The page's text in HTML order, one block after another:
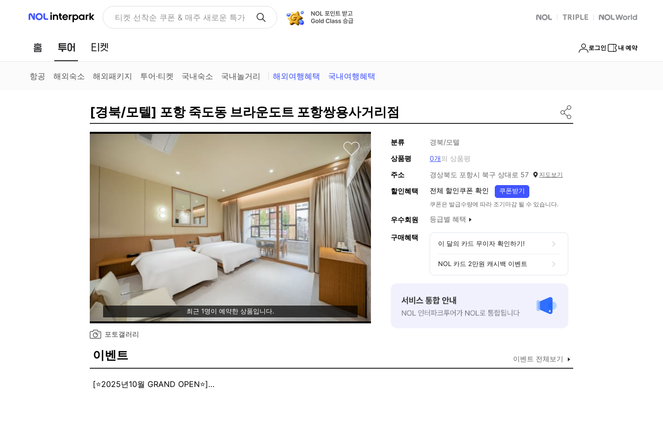
NOL 인터파크 티켓 선착순 쿠폰 & 매주 새로운 특가 NOL 트리플 Global Interpark
홈 투어 로그인 내 예약
항공 해외숙소 해외패키지 투어·티켓 국내숙소 국내놀거리 해외여행혜택 국내여행혜택
[경북/모텔] 포항 죽도동 브라운도트 포항쌍용사거리점
최근 1명이 예약한 상품입니다.
포토갤러리
분류
경북/모텔
상품평
0개의 상품평
주소
경상북도 포항시 북구 상대로 57 지도보기
할인혜택 전체 할인쿠폰 확인 쿠폰받기
쿠폰은 발급수량에 따라 조기마감 될 수 있습니다.
우수회원 등급별 혜택
구매혜택
이 달의 카드 무이자 확인하기!
NOL 카드 2만원 캐시백 이벤트
이벤트 이벤트 전체보기
[⭐2025년10월 GRAND OPEN⭐]